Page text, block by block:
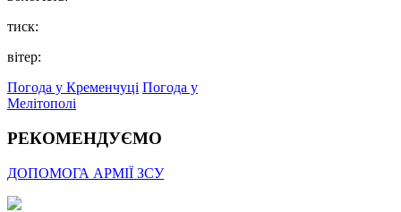
тиск:
вітер:
Погода у Кременчуці Погода у
Мелітополі
РЕКОМЕНДУЄМО
ДОПОМОГА АРМІЇ ЗСУ